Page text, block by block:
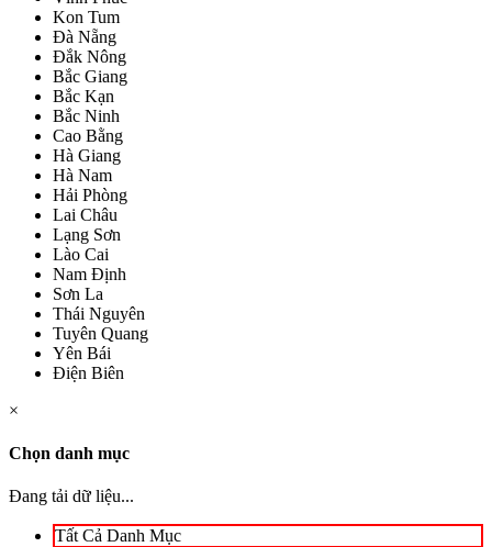
Kon Tum
Đà Nẵng
Đắk Nông
Bắc Giang
Bắc Kạn
Bắc Ninh
Cao Bằng
Hà Giang
Hà Nam
Hải Phòng
Lai Châu
Lạng Sơn
Lào Cai
Nam Định
Sơn La
Thái Nguyên
Tuyên Quang
Yên Bái
Điện Biên
×
Chọn danh mục
Đang tải dữ liệu...
Tất Cả Danh Mục